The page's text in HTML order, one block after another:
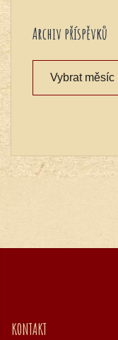
Archiv příspěvků
KONTAKT